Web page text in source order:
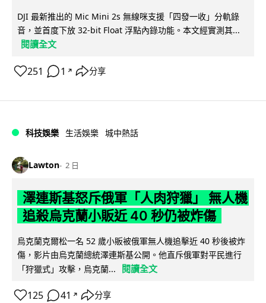
DJI 最新推出的 Mic Mini 2s 無線咪支援「四發一收」分軌錄
音，並首度下放 32-bit Float 浮點內錄功能。本文經實測其...
閱讀全文
251 1 ↗ 分享
科技娛樂 生活娛樂 城中熱話
Lawton 2 日
澤連斯基怒斥俄軍「人肉狩獵」 無人機
追殺烏克蘭小販近 40 秒仍被炸傷
烏克蘭克爾松一名 52 歲小販被俄軍無人機追擊近 40 秒後被炸
傷，影片由烏克蘭總統澤連斯基公開。他直斥俄軍對平民進行
「狩獵式」攻擊，烏克蘭...
閱讀全文
125 41 ↗ 分享